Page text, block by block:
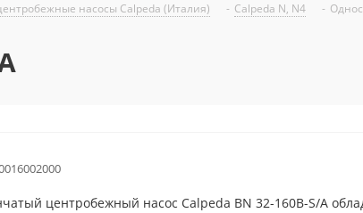
насосы Calpeda (Италия) - Calpeda N, N4 -
центробежный насос Calpeda BN 32-160B-S/A